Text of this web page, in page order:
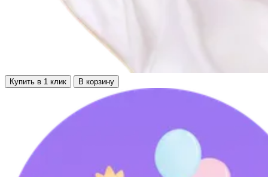
Купить в 1 клик В корзину